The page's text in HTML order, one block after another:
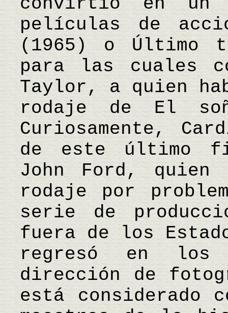
películas de
(1965) o Último
para las cuales
Taylor, a quien
rodaje de El
Curiosamente,
de este último
John Ford, quien
rodaje por
serie de
fuera de los
regresó en
dirección de
está considerado